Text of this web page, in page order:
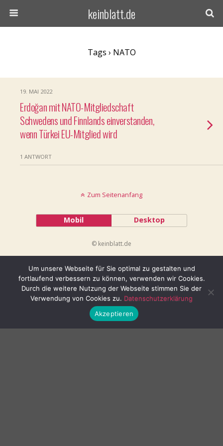
keinblatt.de
Tags › NATO
19. MAI 2022
Erdoğan mit NATO-Mitgliedschaft
Schwedens und Finnlands einverstanden,
wenn Türkei EU-Mitglied wird
1 ANTWORT
Zum Seitenanfang
Mobil Desktop
© keinblatt.de
Um unsere Webseite für Sie optimal zu gestalten und
fortlaufend verbessern zu können, verwenden wir Cookies.
Durch die weitere Nutzung der Webseite stimmen Sie der
Verwendung von Cookies zu. Datenschutzerklärung
Akzeptieren